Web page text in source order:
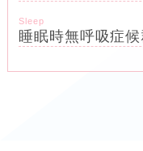
Sleep
睡眠時無呼吸症候